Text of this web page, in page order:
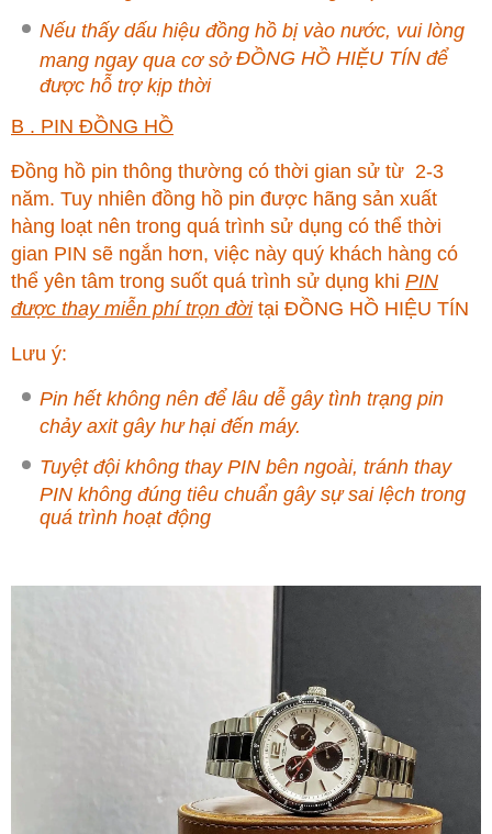
Nếu thấy dấu hiệu đồng hồ bị vào nước, vui lòng
mang ngay qua cơ sở ĐỒNG HỒ HIỆU TÍN để
được hỗ trợ kịp thời
B . PIN ĐỒNG HỒ
Đồng hồ pin thông thường có thời gian sử từ 2-3
năm. Tuy nhiên đồng hồ pin được hãng sản xuất
hàng loạt nên trong quá trình sử dụng có thể thời
gian PIN sẽ ngắn hơn, việc này quý khách hàng có
thể yên tâm trong suốt quá trình sử dụng khi PIN
được thay miễn phí trọn đờitại ĐỒNG HỒ HIỆU TÍN
Lưu ý:
Pin hết không nên để lâu dễ gây tình trạng pin
chảy axit gây hư hại đến máy.
Tuyệt đội không thay PIN bên ngoài, tránh thay
PIN không đúng tiêu chuẩn gây sự sai lệch trong
quá trình hoạt động